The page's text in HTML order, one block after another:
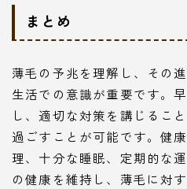
まとめ
薄毛の予兆を理解し、その
生活での意識が重要です。
し、適切な対策を講じるこ
過ごすことが可能です。健
理、十分な睡眠、定期的な
の健康を維持し、薄毛に対